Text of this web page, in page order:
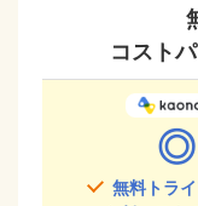
コスト
◎
無料トラ